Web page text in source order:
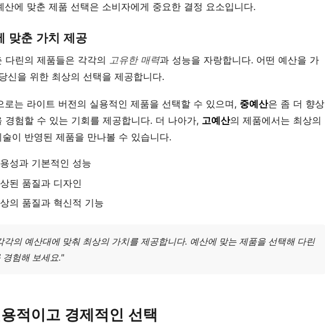
산에 맞춘 제품 선택은 소비자에게 중요한 결정 요소입니다.
맞춘 가치 제공
다린의 제품들은 각각의 고유한 매력과 성능을 자랑합니다. 어떤 예산을 가
신을 위한 최상의 선택을 제공합니다.
로는 라이트 버전의 실용적인 제품을 선택할 수 있으며, 중예산은 좀 더 향상
경험할 수 있는 기회를 제공합니다. 더 나아가, 고예산의 제품에서는 최상의
이 반영된 제품을 만나볼 수 있습니다.
성과 기본적인 성능
된 품질과 디자인
의 품질과 혁신적 기능
각의 예산대에 맞춰 최상의 가치를 제공합니다. 예산에 맞는 제품을 선택해 다린
험해 보세요."
적이고 경제적인 선택